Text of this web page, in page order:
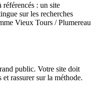
: un site
sur les recherches
Vieux Tours / Plumereau
public. Votre site doit
rassurer sur la méthode.